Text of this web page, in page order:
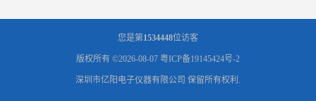
您是第1534448位访客
版权所有 ©2026-08-07 粤ICP备19145424号-2
深圳市亿阳电子仪器有限公司 保留所有权利.